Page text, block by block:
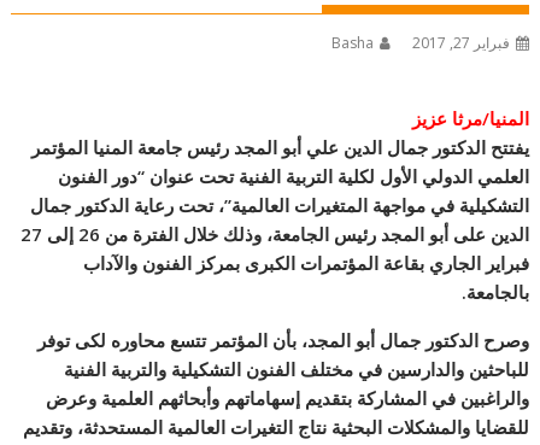
فبراير 27, 2017 Basha
المنيا/مرثا عزيز
يفتتح الدكتور جمال الدين علي أبو المجد رئيس جامعة المنيا المؤتمر
العلمي الدولي الأول لكلية التربية الفنية تحت عنوان “دور الفنون
التشكيلية في مواجهة المتغيرات العالمية”، تحت رعاية الدكتور جمال
الدين على أبو المجد رئيس الجامعة، وذلك خلال الفترة من 26 إلى 27
فبراير الجاري بقاعة المؤتمرات الكبرى بمركز الفنون والآداب
بالجامعة.
وصرح الدكتور جمال أبو المجد، بأن المؤتمر تتسع محاوره لكى توفر
للباحثين والدارسين في مختلف الفنون التشكيلية والتربية الفنية
والراغبين في المشاركة بتقديم إسهاماتهم وأبحاثهم العلمية وعرض
للقضايا والمشكلات البحثية نتاج التغيرات العالمية المستحدثة، وتقديم